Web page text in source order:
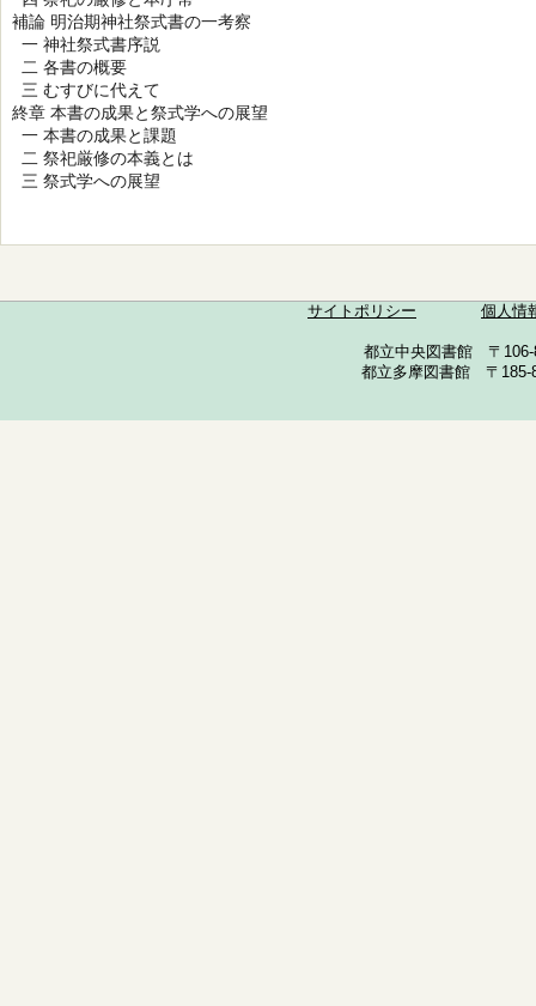
補論 明治期神社祭式書の一考察
一 神社祭式書序説
二 各書の概要
三 むすびに代えて
終章 本書の成果と祭式学への展望
一 本書の成果と課題
二 祭祀厳修の本義とは
三 祭式学への展望
サイトポリシー 個人情
都立中央図書館 〒
都立多摩図書館 〒185-